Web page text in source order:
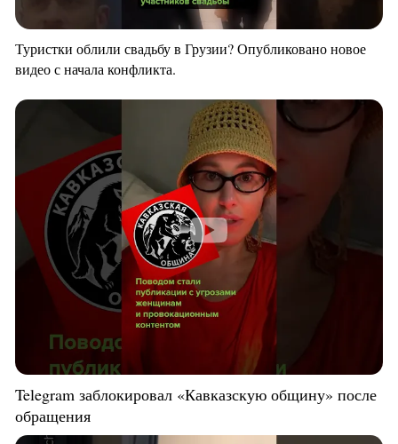
Туристки облили свадьбу в Грузии? Опубликовано новое
видео с начала конфликта.
Telegram заблокировал «Кавказскую общину» после
обращения